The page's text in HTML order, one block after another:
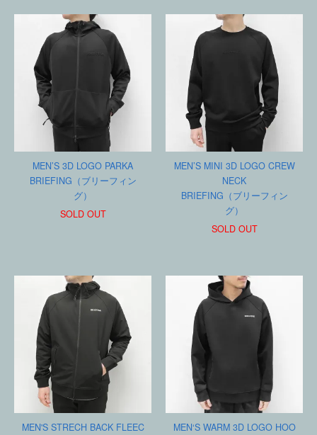
MEN’S 3D LOGO PARKA
BRIEFING（ブリーフィン
グ）
SOLD OUT
MEN’S MINI 3D LOGO CREW
NECK
BRIEFING（ブリーフィン
グ）
SOLD OUT
MEN'S STRECH BACK FLEEC
MEN‘S WARM 3D LOGO HOO